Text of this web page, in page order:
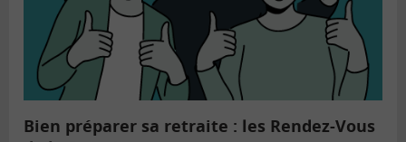
Bien préparer sa retraite : les Rendez-Vous